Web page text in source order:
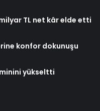
TL net kâr elde etti
konfor dokunuşu
yükseltti